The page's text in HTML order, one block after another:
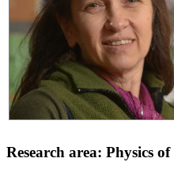
Research area: Physics